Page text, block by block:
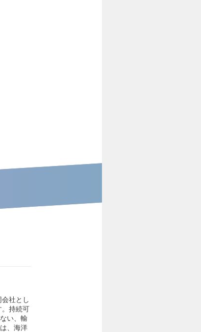
社とし
。持続可
い、輸
、海洋